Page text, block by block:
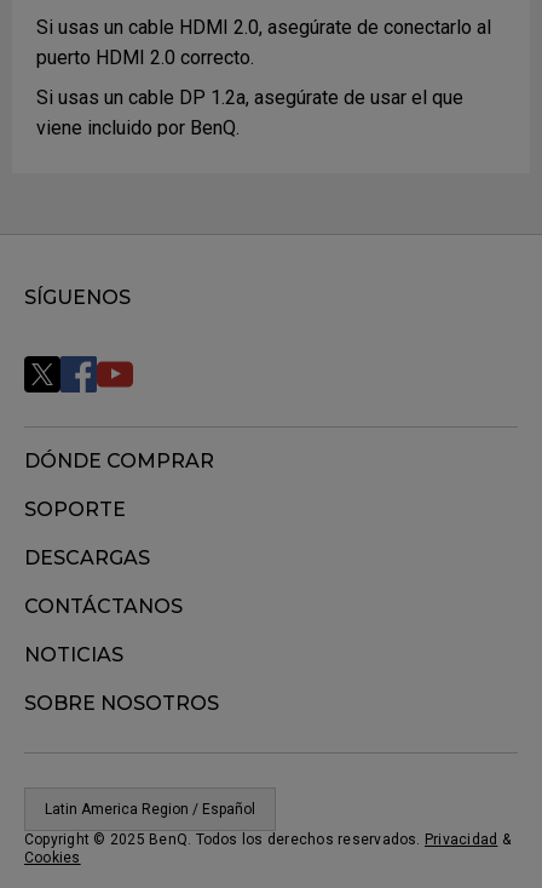
Si usas un cable HDMI 2.0, asegúrate de conectarlo al
puerto HDMI 2.0 correcto.
Si usas un cable DP 1.2a, asegúrate de usar el que
viene incluido por BenQ.
Asegúrate de que tu tarjeta gráfica soporte 240Hz.
ZOWIE.
contacto/RMA) para más ayuda si ya intentaste todo lo
SÍGUENOS
DÓNDE COMPRAR
SOPORTE
DESCARGAS
CONTÁCTANOS
NOTICIAS
SOBRE NOSOTROS
Latin America Region / Español
Copyright © 2025 BenQ. Todos los derechos reservados. Privacidad &
Cookies